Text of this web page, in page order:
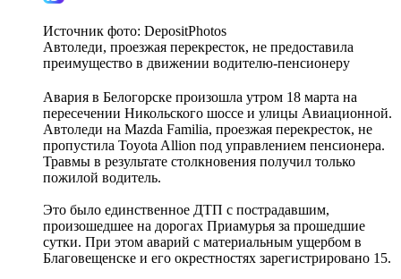
Источник фото: DepositPhotos
Автоледи, проезжая перекресток, не предоставила
преимущество в движении водителю-пенсионеру
Авария в Белогорске произошла утром 18 марта на
пересечении Никольского шоссе и улицы Авиационной.
Автоледи на Mazda Familia, проезжая перекресток, не
пропустила Toyota Allion под управлением пенсионера.
Травмы в результате столкновения получил только
пожилой водитель.
Это было единственное ДТП с пострадавшим,
произошедшее на дорогах Приамурья за прошедшие
сутки. При этом аварий с материальным ущербом в
Благовещенске и его окрестностях зарегистрировано 15.